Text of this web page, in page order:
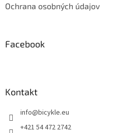
Ochrana osobných údajov
Facebook
Kontakt
info@bicykle.eu
+421 54 472 2742